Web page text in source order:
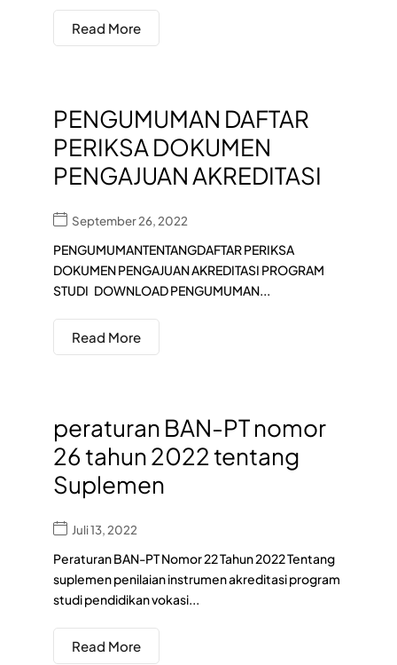
Read More
PENGUMUMAN DAFTAR
PERIKSA DOKUMEN
PENGAJUAN AKREDITASI
September 26, 2022
PENGUMUMANTENTANGDAFTAR PERIKSA
DOKUMEN PENGAJUAN AKREDITASI PROGRAM
STUDI DOWNLOAD PENGUMUMAN...
Read More
peraturan BAN-PT nomor
26 tahun 2022 tentang
Suplemen
Juli 13, 2022
Peraturan BAN-PT Nomor 22 Tahun 2022 Tentang
suplemen penilaian instrumen akreditasi program
studi pendidikan vokasi...
Read More